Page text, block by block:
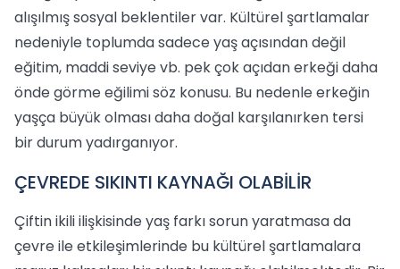
alışılmış sosyal beklentiler var. Kültürel şartlamalar
nedeniyle toplumda sadece yaş açısından değil
eğitim, maddi seviye vb. pek çok açıdan erkeği daha
önde görme eğilimi söz konusu. Bu nedenle erkeğin
yaşça büyük olması daha doğal karşılanırken tersi
bir durum yadırganıyor.
ÇEVREDE SIKINTI KAYNAĞI OLABİLİR
Çiftin ikili ilişkisinde yaş farkı sorun yaratmasa da
çevre ile etkileşimlerinde bu kültürel şartlamalara